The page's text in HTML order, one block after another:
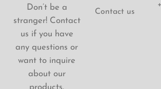
Don’t be a
stranger! Contact
us if you have
any questions or
want to inquire
about our
Contact us